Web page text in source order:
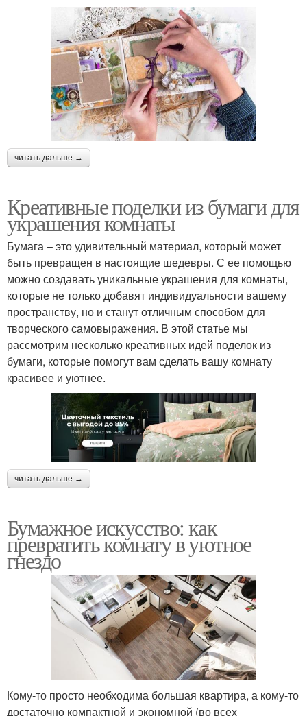
читать дальше →
Креативные поделки из бумаги для
украшения комнаты
Бумага – это удивительный материал, который может
быть превращен в настоящие шедевры. С ее помощью
можно создавать уникальные украшения для комнаты,
которые не только добавят индивидуальности вашему
пространству, но и станут отличным способом для
творческого самовыражения. В этой статье мы
рассмотрим несколько креативных идей поделок из
бумаги, которые помогут вам сделать вашу комнату
красивее и уютнее.
читать дальше →
Бумажное искусство: как
превратить комнату в уютное
гнездо
Кому-то просто необходима большая квартира, а кому-то
достаточно компактной и экономной (во всех